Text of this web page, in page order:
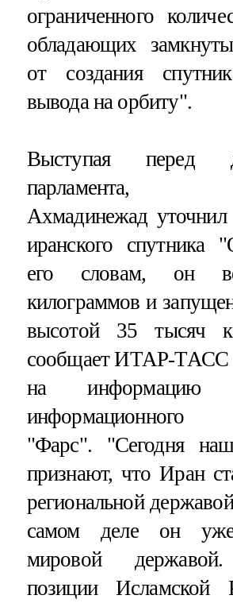
ограниченного
обладающих
от создания
вывода на орбиту".
Выступая перед
парламента,
Ахмадинежад
иранского
его словам, он
килограммов и
высотой 35 тысяч
сообщает ИТАР-ТАСС
на информацию
информационного
"Фарс". "Сегодня
признают, что Иран
региональной
самом деле он уже
мировой
позиции Исламской